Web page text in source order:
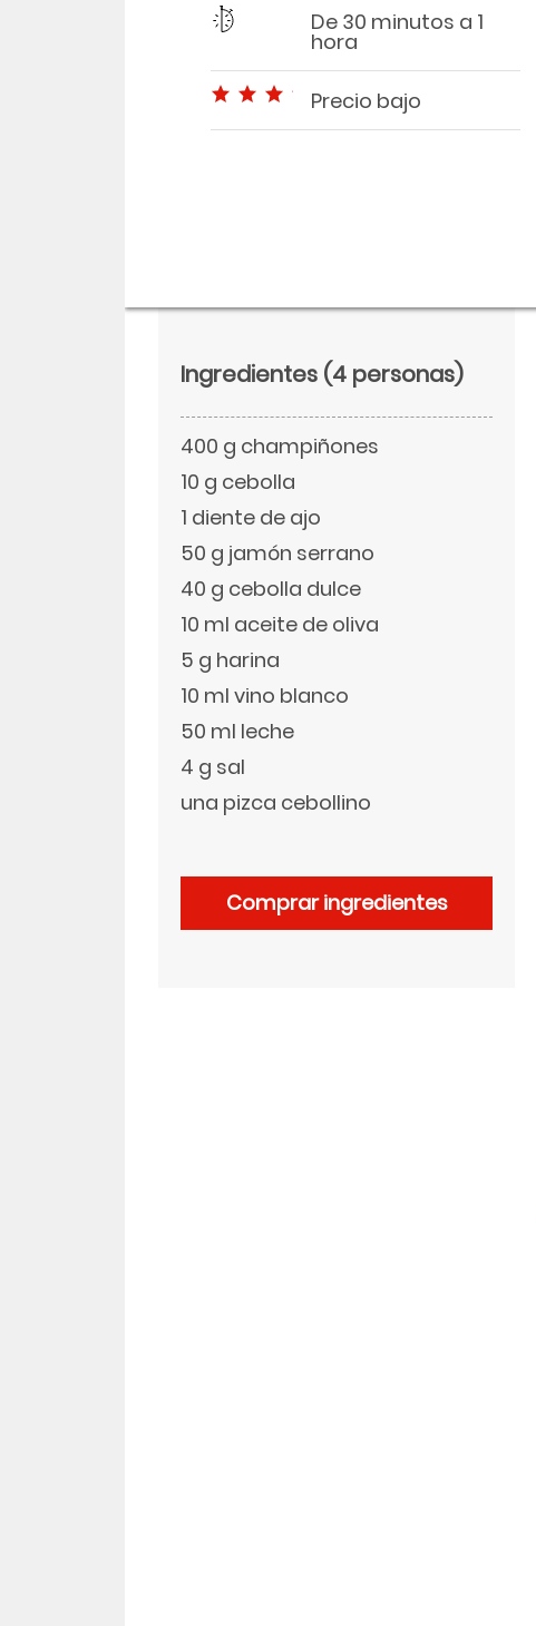
Dificultad
Tiempo De 30 minutos a 1
hora
Precio bajo Precio bajo
Ingredientes (4 personas)
400 g champiñones
10 g cebolla
1 diente de ajo
50 g jamón serrano
40 g cebolla dulce
10 ml aceite de oliva
5 g harina
10 ml vino blanco
50 ml leche
4 g sal
una pizca cebollino
Comprar ingredientes